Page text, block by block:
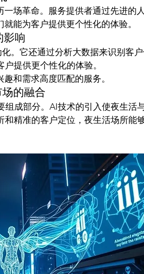
一场革命。服务提供者通过先进的
能为客户提供更个性化的体验。
影响
。它还通过分析大数据来识别客
提供更个性化的体验。
和需求高度匹配的服务。
场的融合
成部分。AI技术的引入使夜生活
精准的客户定位，夜生活场所能